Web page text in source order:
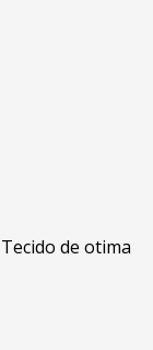
de otima